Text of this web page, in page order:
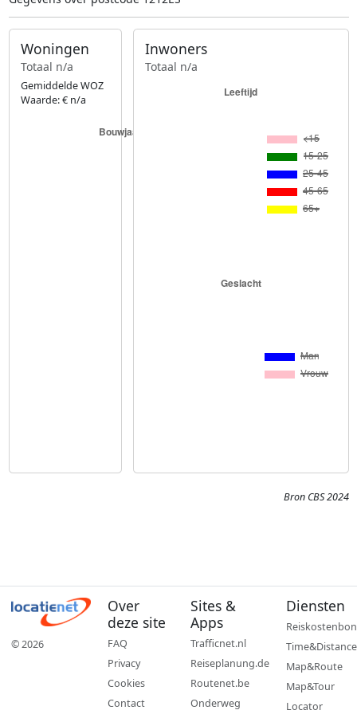
Woningen
Totaal n/a
Gemiddelde WOZ
Waarde: € n/a
Inwoners
Totaal n/a
Bron CBS 2024
© 2026
Over
deze site
FAQ
Privacy
Cookies
Contact
Sites &
Apps
Trafficnet.nl
Reiseplanung.de
Routenet.be
Onderweg
Diensten
Reiskostenbon
Time&Distance
Map&Route
Map&Tour
Locator